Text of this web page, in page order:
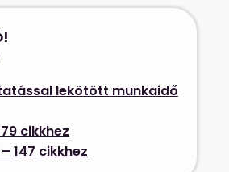
lekötött munkaidő
cikkhez
147 cikkhez